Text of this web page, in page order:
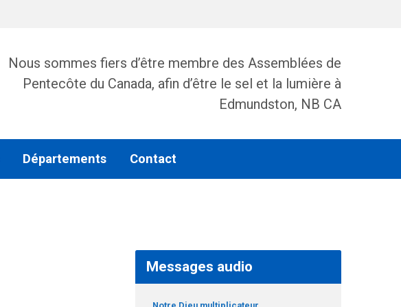
Nous sommes fiers d’être membre des Assemblées de
Pentecôte du Canada, afin d’être le sel et la lumière à
Edmundston, NB CA
Départements Contact
Messages audio